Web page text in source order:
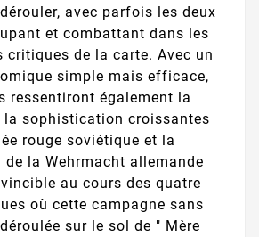
avec parfois les deux
et combattant dans les
critiques de la carte. Avec un
simple mais efficace,
ressentiront également la
la sophistication croissantes
rouge soviétique et la
de la Wehrmacht allemande
au cours des quatre
où cette campagne sans
sur le sol de " Mère